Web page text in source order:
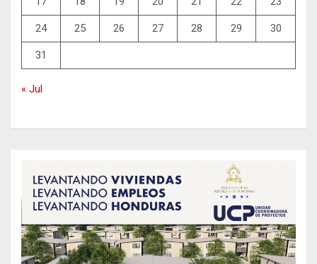
24 25 26 27 28 29 30
31
« Jul